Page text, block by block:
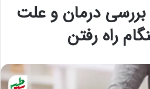
بررسی درمان و علت
راه رفتن